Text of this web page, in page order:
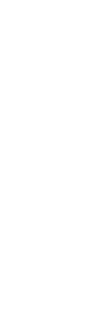
Hier wird die
Ausfallerscheinung
absolute
eine Einnahme
Ausdruck dafür, eine
zu konsumieren. In
Alkoholabstinenz
die Drogenabstinenz
von Drogen und
Bedeutung. Es ist im
die Abstinenz nicht
nachzuweisen (vgl.: